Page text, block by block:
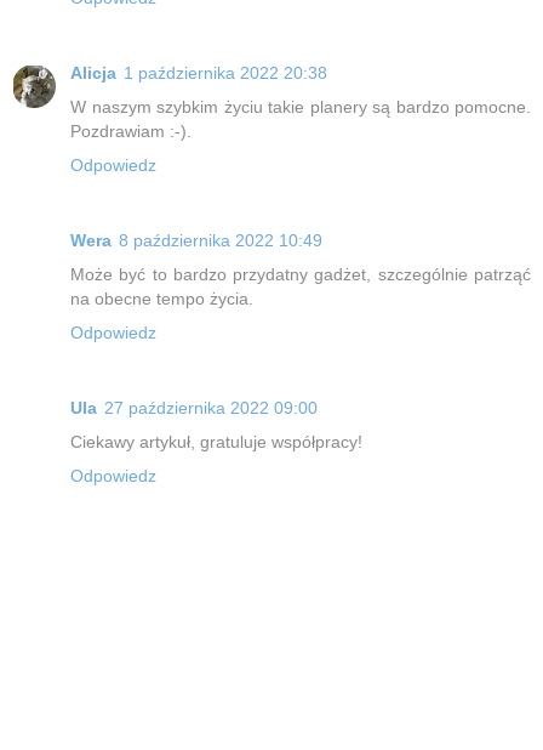
Alicja 1 października 2022 20:38
W naszym szybkim życiu takie planery są bardzo pomocne.
Pozdrawiam :-).
Odpowiedz
Wera 8 października 2022 10:49
Może być to bardzo przydatny gadżet, szczególnie patrząć
na obecne tempo życia.
Odpowiedz
Ula 27 października 2022 09:00
Ciekawy artykuł, gratuluje współpracy!
Odpowiedz